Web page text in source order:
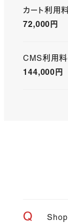
カート利用
72,000 円
CMS利用料
144,000 円
Q